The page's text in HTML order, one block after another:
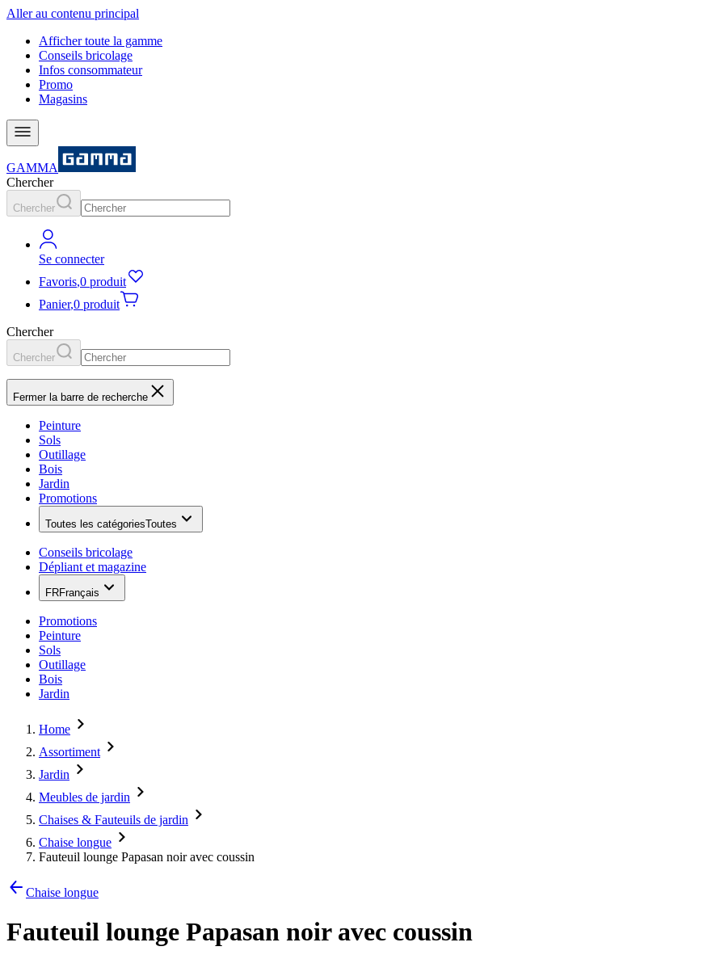
Aller au contenu principal
Afficher toute la gamme
Conseils bricolage
Infos consommateur
Promo
Magasins
GAMMA
Chercher
Chercher
Se connecter
Favoris,0 produit
Panier,0 produit
Chercher
Chercher
Fermer la barre de recherche
Peinture
Sols
Outillage
Bois
Jardin
Promotions
Toutes les catégoriesToutes
Conseils bricolage
Dépliant et magazine
FRFrançais
Promotions
Peinture
Sols
Outillage
Bois
Jardin
Home
Assortiment
Jardin
Meubles de jardin
Chaises & Fauteuils de jardin
Chaise longue
Fauteuil lounge Papasan noir avec coussin
Chaise longue
Fauteuil lounge Papasan noir avec coussin